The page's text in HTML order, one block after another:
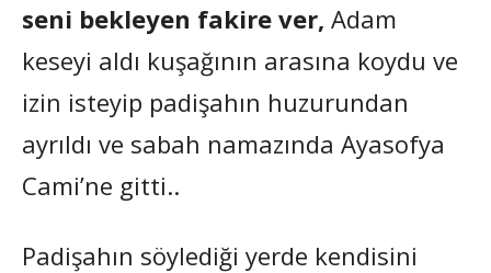
seni bekleyen fakire ver, Adam
keseyi aldı kuşağının arasına koydu ve
izin isteyip padişahın huzurundan
ayrıldı ve sabah namazında Ayasofya
Cami’ne gitti..
Padişahın söylediği yerde kendisini